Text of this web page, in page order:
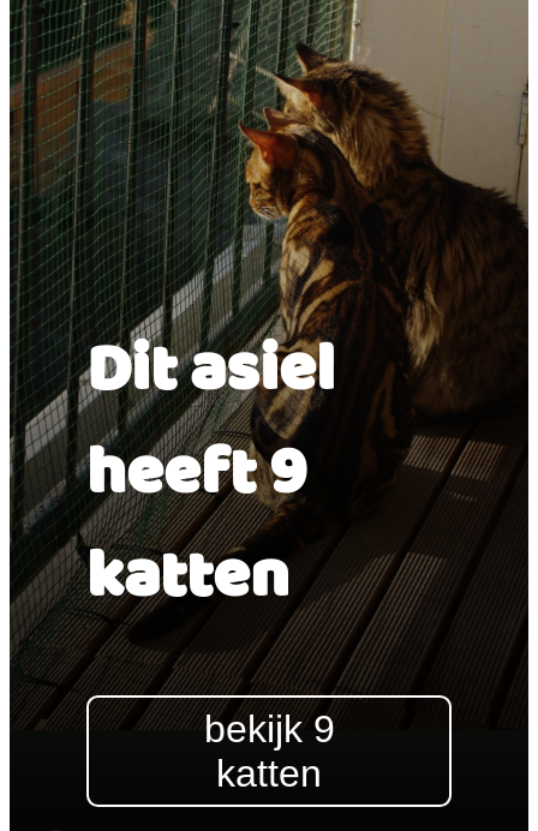
Oost Gelre.
Dit asiel
heeft 9
katten
bekijk 9
katten